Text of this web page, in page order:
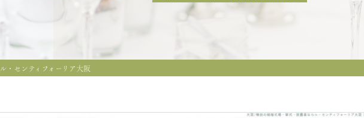
ル・センティフォーリア大阪